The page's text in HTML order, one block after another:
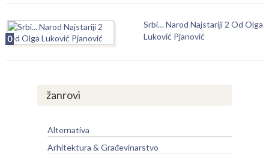
0
Srbi… Narod Najstariji 2 Od Olga
Luković Pjanović
žanrovi
Alternativa
Arhitektura & Građevinarstvo